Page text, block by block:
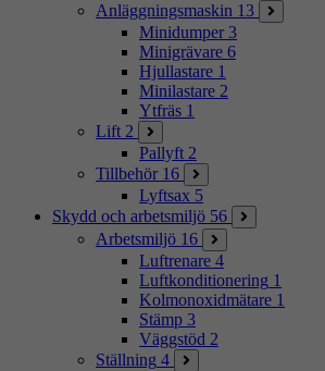
Anläggningsmaskin 13
Minidumper 3
Minigrävare 6
Hjullastare 1
Minilastare 2
Ytfräs 1
Lift 2
Pallyft 2
Tillbehör 16
Lyftsax 5
Skydd och arbetsmiljö 56
Arbetsmiljö 16
Luftrenare 4
Luftkonditionering 1
Kolmonoxidmätare 1
Stämp 3
Väggstöd 2
Ställning 4